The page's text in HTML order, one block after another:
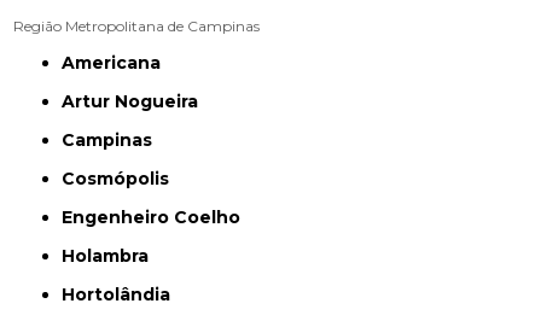
Região Metropolitana de Campinas
Americana
Artur Nogueira
Campinas
Cosmópolis
Engenheiro Coelho
Holambra
Hortolândia